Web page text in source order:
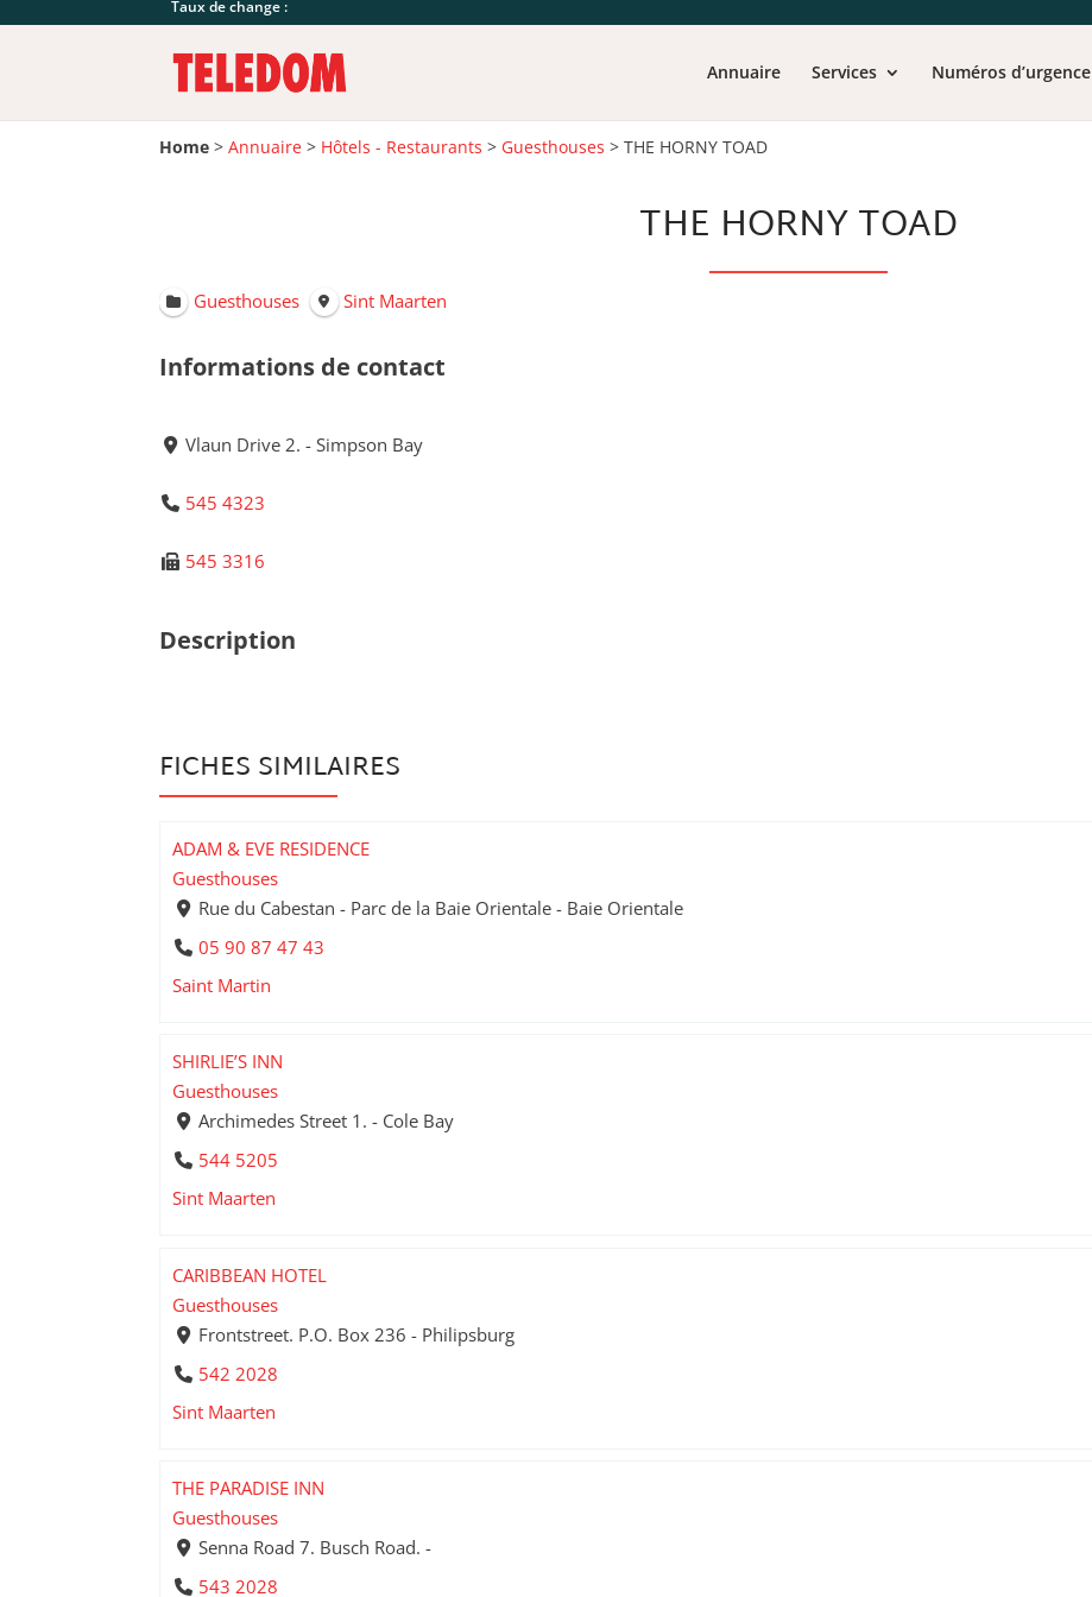
Taux de change :
Annuaire Services Numéros d’urgence
Home >Annuaire > Hôtels - Restaurants > Guesthouses >THE HORNY TOAD
THE HORNY TOAD
Guesthouses Sint Maarten
Informations de contact
Vlaun Drive 2. - Simpson Bay
545 4323
545 3316
Description
FICHES SIMILAIRES
ADAM & EVE RESIDENCE
Guesthouses
Rue du Cabestan - Parc de la Baie Orientale - Baie Orientale
05 90 87 47 43
Saint Martin
SHIRLIE’S INN
Guesthouses
Archimedes Street 1. - Cole Bay
544 5205
Sint Maarten
CARIBBEAN HOTEL
Guesthouses
Frontstreet. P.O. Box 236 - Philipsburg
542 2028
Sint Maarten
THE PARADISE INN
Guesthouses
Senna Road 7. Busch Road. -
543 2028